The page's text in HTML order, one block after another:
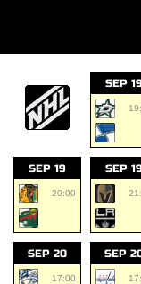
SEP 19
SEP 19
20:00
SEP 19
SEP 20
17:00
SEP